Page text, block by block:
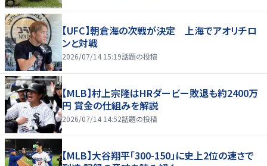
【UFC】朝倉海の次戦が決定 上海でアオリチロ
ンと対戦
2026/07/14 15:19話題の投稿
【MLB】村上宗隆はHRダービー敗退も約2400万
円 賞金の仕組みを解説
2026/07/14 14:52話題の投稿
【MLB】大谷翔平「300-150」に史上2位の速さで